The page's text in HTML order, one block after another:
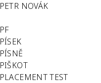
PETR NOVÁK
PF
PÍSEK
PÍSNĚ
PIŠKOT
PLACEMENT TEST